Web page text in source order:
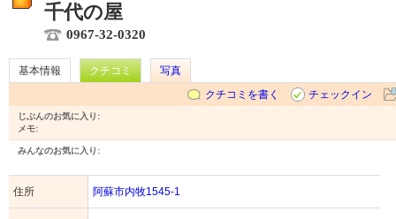
千代の屋
0967-32-0320
基本情報 クチコミ
写真
クチコミを書く
チェックイン
じぶんのお気に入り:
メモ:
みんなのお気に入り:
住所 阿蘇市内牧1545-1